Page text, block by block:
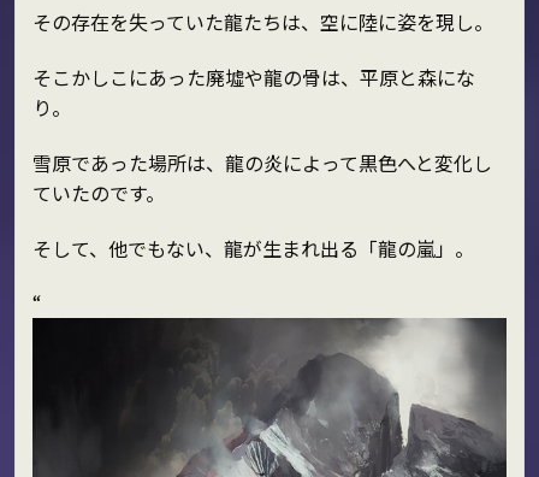
その存在を失っていた龍たちは、空に陸に姿を現し。
そこかしこにあった廃墟や龍の骨は、平原と森にな
り。
雪原であった場所は、龍の炎によって黒色へと変化し
ていたのです。
そして、他でもない、龍が生まれ出る「龍の嵐」。
“